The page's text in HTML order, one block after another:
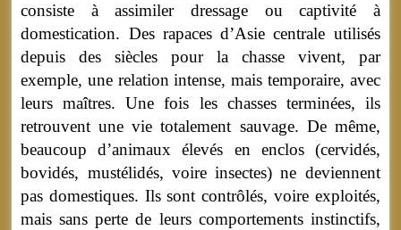
consiste à assimiler dressage ou captivité à
domestication. Des rapaces d’Asie centrale utilisés
depuis des siècles pour la chasse vivent, par
exemple, une relation intense, mais temporaire, avec
leurs maîtres. Une fois les chasses terminées, ils
retrouvent une vie totalement sauvage. De même,
beaucoup d’animaux élevés en enclos (cervidés,
bovidés, mustélidés, voire insectes) ne deviennent
pas domestiques. Ils sont contrôlés, voire exploités,
mais sans perte de leurs comportements instinctifs,